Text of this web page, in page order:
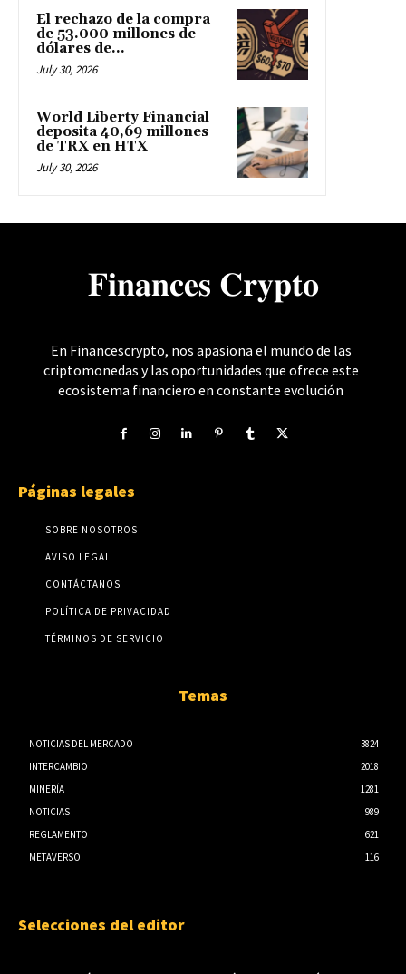
El rechazo de la compra
de 53.000 millones de
dólares de...
July 30, 2026
World Liberty Financial
deposita 40,69 millones
de TRX en HTX
July 30, 2026
𝐅𝐢𝐧𝐚𝐧𝐜𝐞𝐬 𝐂𝐫𝐲𝐩𝐭𝐨
En Financescrypto, nos apasiona el mundo de las
criptomonedas y las oportunidades que ofrece este
ecosistema financiero en constante evolución
Páginas legales
SOBRE NOSOTROS
AVISO LEGAL
CONTÁCTANOS
POLÍTICA DE PRIVACIDAD
TÉRMINOS DE SERVICIO
Temas
NOTICIAS DEL MERCADO
3824
INTERCAMBIO
2018
MINERÍA
1281
NOTICIAS
989
REGLAMENTO
621
METAVERSO
116
Selecciones del editor